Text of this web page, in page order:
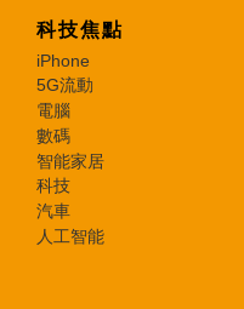
科技焦點
iPhone
5G流動
電腦
數碼
智能家居
科技
汽車
人工智能